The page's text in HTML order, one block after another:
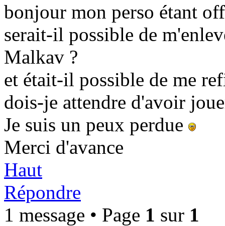
bonjour mon perso étant
serait-il possible de
Malkav ?
et était-il possible de me
dois-je attendre d'avoir
Je suis un peux perdue
Merci d'avance
Haut
Répondre
1 message • Page 1 sur 1